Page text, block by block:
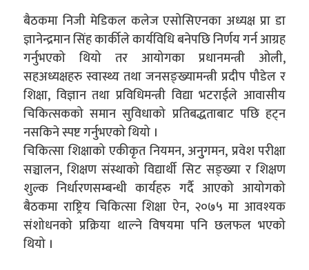
बैठकमा निजी मेडिकल कलेज एसोसिएनका अध्यक्ष प्रा डा
ज्ञानेन्द्रमान सिंह कार्कीले कार्यविधि बनेपछि निर्णय गर्न आग्रह
गर्नुभएको थियो तर आयोगका प्रधानमन्त्री ओली,
सहअध्यक्षहरु स्वास्थ्य तथा जनसङ्ख्यामन्त्री प्रदीप पौडेल र
शिक्षा, विज्ञान तथा प्रविधिमन्त्री विद्या भटराईले आवासीय
चिकित्सकको समान सुविधाको प्रतिबद्धताबाट पछि हट्न
नसकिने स्पष्ट गर्नुभएको थियो ।
चिकित्सा शिक्षाको एकीकृत नियमन, अनुुगमन, प्रवेश परीक्षा
सञ्चालन, शिक्षण संस्थाको विद्यार्थी सिट सङ्ख्या र शिक्षण
शुल्क निर्धारणसम्बन्धी कार्यहरु गर्दै आएको आयोगको
बैठकमा राष्ट्रिय चिकित्सा शिक्षा ऐन, २०७५ मा आवश्यक
संशोधनको प्रक्रिया थाल्ने विषयमा पनि छलफल भएको
थियो ।